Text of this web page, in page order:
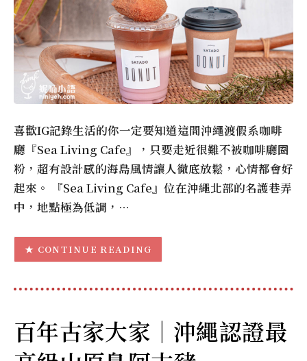
喜歡IG記錄生活的你一定要知道這間沖繩渡假系咖啡
廳『Sea Living Cafe』，只要走近很難不被咖啡廳圈
粉，超有設計感的海島風情讓人徹底放鬆，心情都會好
起來。 『Sea Living Cafe』位在沖繩北部的名護巷弄
中，地點極為低調，…
CONTINUE READING
百年古家大家｜沖繩認證最